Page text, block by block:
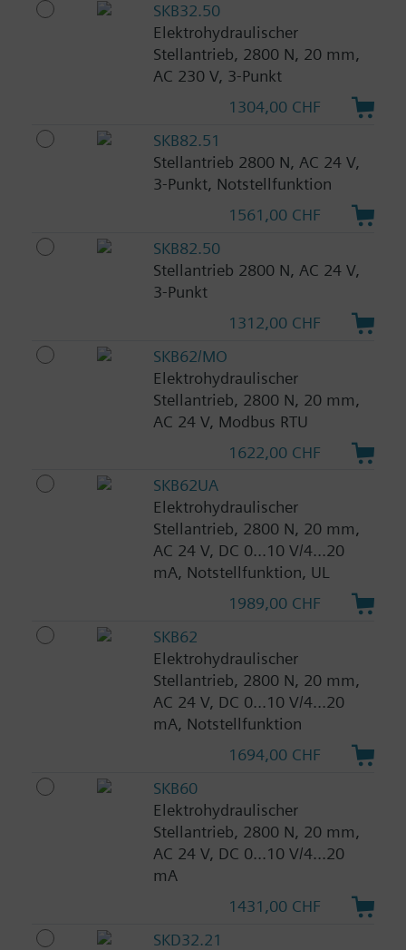
SKB32.50
Elektrohydraulischer
Stellantrieb, 2800 N, 20 mm,
AC 230 V, 3-Punkt
1304,00 CHF
SKB82.51
Stellantrieb 2800 N, AC 24 V,
3-Punkt, Notstellfunktion
1561,00 CHF
SKB82.50
Stellantrieb 2800 N, AC 24 V,
3-Punkt
1312,00 CHF
SKB62/MO
Elektrohydraulischer
Stellantrieb, 2800 N, 20 mm,
AC 24 V, Modbus RTU
1622,00 CHF
SKB62UA
Elektrohydraulischer
Stellantrieb, 2800 N, 20 mm,
AC 24 V, DC 0...10 V/4...20
mA, Notstellfunktion, UL
1989,00 CHF
SKB62
Elektrohydraulischer
Stellantrieb, 2800 N, 20 mm,
AC 24 V, DC 0...10 V/4...20
mA, Notstellfunktion
1694,00 CHF
SKB60
Elektrohydraulischer
Stellantrieb, 2800 N, 20 mm,
AC 24 V, DC 0...10 V/4...20
mA
1431,00 CHF
SKD32.21